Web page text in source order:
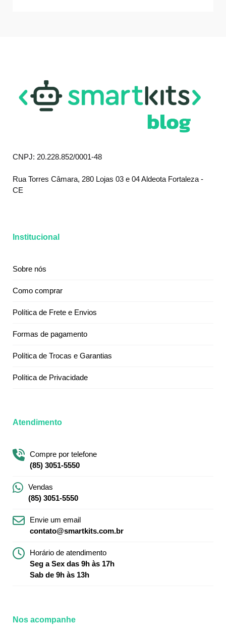
CNPJ: 20.228.852/0001-48
Rua Torres Câmara, 280 Lojas 03 e 04 Aldeota Fortaleza -
CE
Institucional
Sobre nós
Como comprar
Política de Frete e Envios
Formas de pagamento
Política de Trocas e Garantias
Política de Privacidade
Atendimento
Compre por telefone
(85) 3051-5550
Vendas
(85) 3051-5550
Envie um email
contato@smartkits.com.br
Horário de atendimento
Seg a Sex das 9h às 17h
Sab de 9h às 13h
Nos acompanhe